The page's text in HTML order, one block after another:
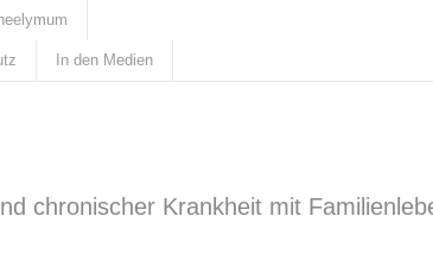
In den Medien
chronischer Krankheit mit